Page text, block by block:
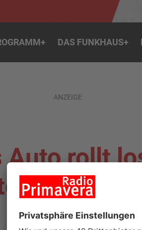
+ DAS FUNKHAUS+
ANZEIGE
Auto rollt
landet